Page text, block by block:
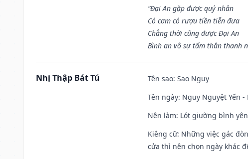
“Đại An gặp được quý nhân
Có cơm có rượu tiền tiễn đưa
Chẳng thời cũng được Đại An
Bình an vô sự tấm thân thanh
Nhị Thập Bát Tú Tên sao: Sao Nguy
Tên ngày: Nguy Nguyệt Yến
Nên làm: Lót giường bình
Kiêng cữ: Những việc gác
cửa thì nên chọn ngày khác